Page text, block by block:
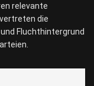
relevante
die
Fluchthintergrund